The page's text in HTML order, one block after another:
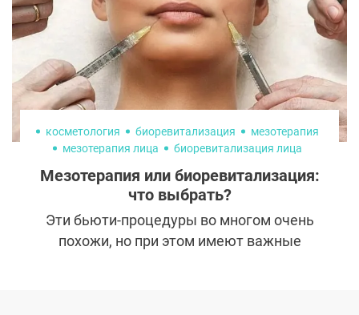
из-за допущенных врачом ошибок и
оказываются перед выбором – вторичное
вмешательство или испорченная
косметология биоревитализация
мезотерапия
мезотерапия лица
биоревитализация лица
Мезотерапия или биоревитализация:
что выбрать?
Эти бьюти-процедуры во многом очень
похожи, но при этом имеют важные